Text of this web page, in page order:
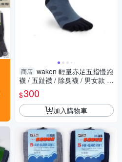
商店 waken 輕量赤足五指慢跑
襪 / 五趾襪 / 除臭襪 / 男女款 /
襪子
$300
加入購物車